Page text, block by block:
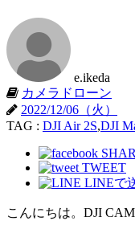
e.ikeda
カメラドローン
2022/12/06（火）
TAG : DJI Air 2S,DJI
TWEET
LINEで
こんにちは。DJI